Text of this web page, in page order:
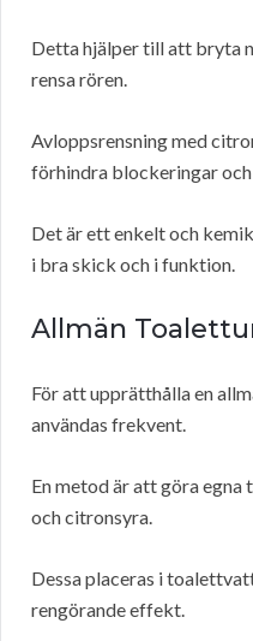
Detta hjälper till att bryta
rensa rören.
Avloppsrensning med
förhindra blockeringar
Det är ett enkelt och
i bra skick och i funktion.
Allmän
För att upprätthålla en
användas frekvent.
En metod är att göra
och citronsyra.
Dessa placeras i
rengörande effekt.